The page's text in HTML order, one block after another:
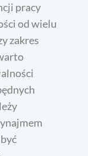
pracy
od wielu
zakres